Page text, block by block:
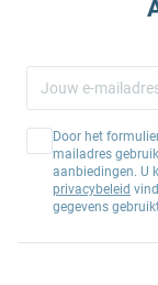
Door het
mailadres
aanbiedingen. U
privacybeleid
gegevens